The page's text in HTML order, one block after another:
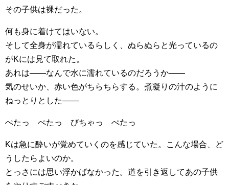
その子供は裸だった。
何も身に着けてはいない。
そして全身が濡れているらしく、ぬらぬらと光っているの
がKには見て取れた。
あれは――なんで水に濡れているのだろうか――
気のせいか、赤い色がちらちらする。煮凝りの汁のように
ねっとりとした――
ぺたっ ぺたっ びちゃっ ぺたっ
Kは急に酔いが覚めていくのを感じていた。こんな場合、ど
うしたらよいのか。
とっさには思い浮かばなかった。道を引き返してあの子供